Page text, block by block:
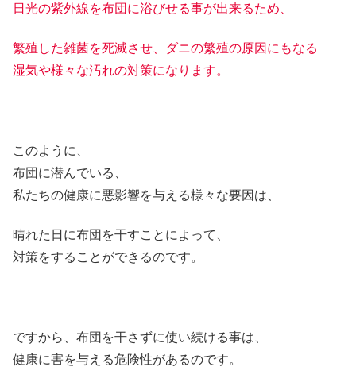
日光の紫外線を布団に浴びせる事が出来るため、
繁殖した雑菌を死滅させ、ダニの繁殖の原因にもなる
湿気や様々な汚れの対策になります。
このように、
布団に潜んでいる、
私たちの健康に悪影響を与える様々な要因は、
晴れた日に布団を干すことによって、
対策をすることができるのです。
ですから、布団を干さずに使い続ける事は、
健康に害を与える危険性があるのです。